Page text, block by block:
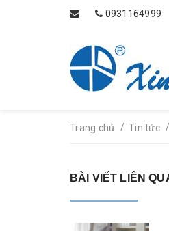
0931164999
Trang chủ / Tin tức /
BÀI VIẾT LIÊN